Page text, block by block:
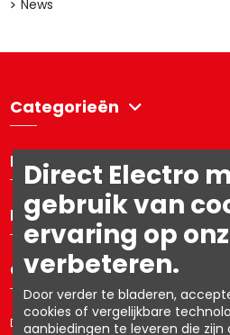
News
Categorieën
Directelectro
Mijn account
Contacteer ons
Directelectro is de B2C-webshop van Ets.
Direct Electro
gebruik van
ervaring op
verbeteren.
Door verder te bladeren,
cookies of vergelijkbare
aanbiedingen te leveren die